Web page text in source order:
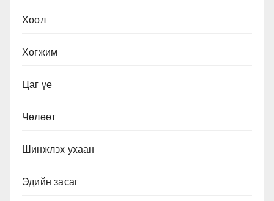
Хоол
Хөгжим
Цаг үе
Чөлөөт
Шинжлэх ухаан
Эдийн засаг